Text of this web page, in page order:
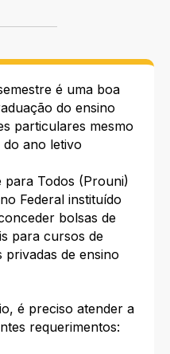
é uma boa
do ensino
particulares mesmo
ano letivo
para Todos (Prouni)
Federal instituído
bolsas de
para cursos de
privadas de ensino
é preciso atender a
requerimentos: